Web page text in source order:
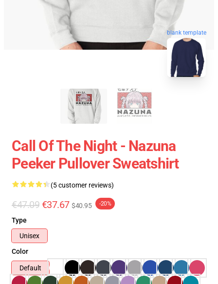
blank template
Call Of The Night - Nazuna
Peeker Pullover Sweatshirt
(5 customer reviews)
€47.09 €37.67 $40.95 -20%
Type
Unisex
Color
Default